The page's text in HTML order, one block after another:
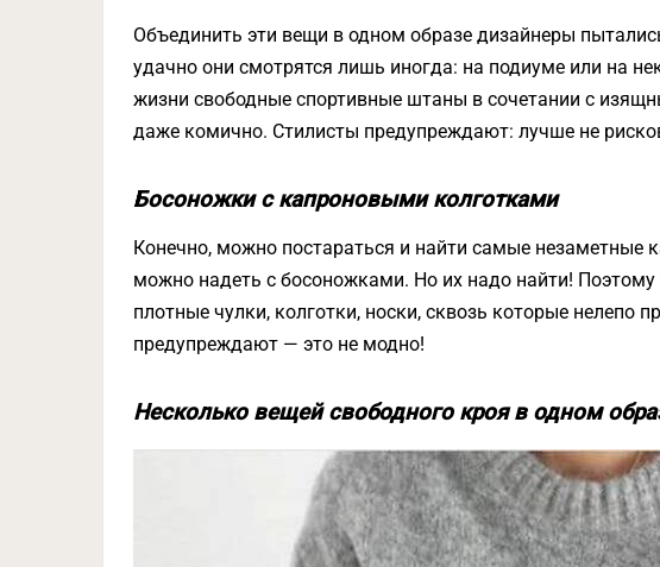
Объединить эти вещи в одном образе дизайнеры
удачно они смотрятся лишь иногда: на подиуме или на
жизни свободные спортивные штаны в сочетании с
даже комично. Стилисты предупреждают: лучше не
Босоножки с капроновыми колготками
Конечно, можно постараться и найти самые незаметные
можно надеть с босоножками. Но их надо найти!
плотные чулки, колготки, носки, сквозь которые нелепо
предупреждают — это не модно!
Несколько вещей свободного кроя в одном